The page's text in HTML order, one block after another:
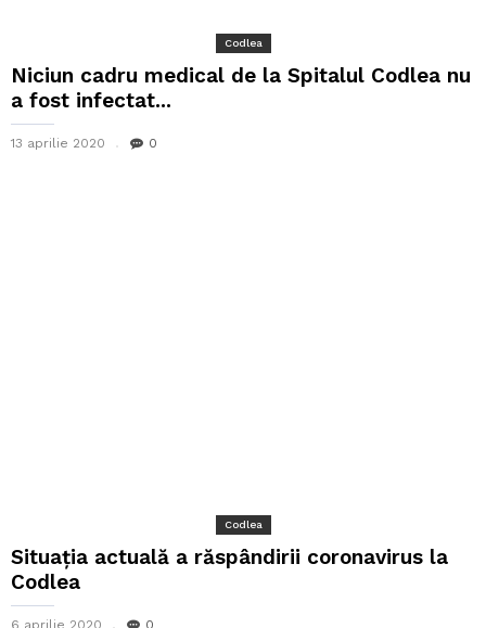
Codlea
Niciun cadru medical de la Spitalul Codlea nu
a fost infectat...
13 aprilie 2020 0
Codlea
Situația actuală a răspândirii coronavirus la
Codlea
6 aprilie 2020 0